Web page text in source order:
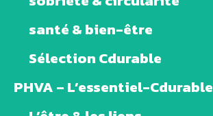
santé & bien-être
Sélection Cdurable
PHVA – L’essentiel-Cdurable